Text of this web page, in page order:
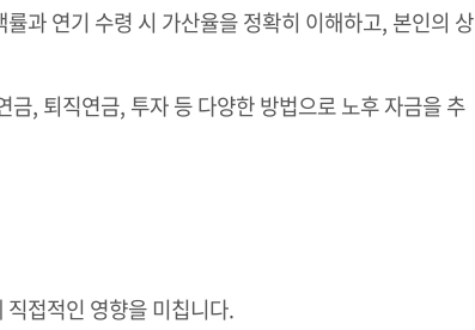
과 연기 수령 시 가산율을 정확히 이해하고, 본인의 상
금, 퇴직연금, 투자 등 다양한 방법으로 노후 자금을 추
접적인 영향을 미칩니다.